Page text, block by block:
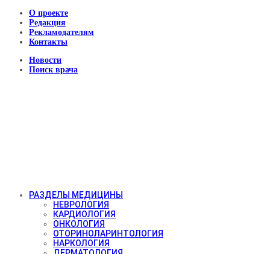
О проекте
Редакция
Рекламодателям
Контакты
Новости
Поиск врача
РАЗДЕЛЫ МЕДИЦИНЫ
НЕВРОЛОГИЯ
КАРДИОЛОГИЯ
ОНКОЛОГИЯ
ОТОРИНОЛАРИНТОЛОГИЯ
НАРКОЛОГИЯ